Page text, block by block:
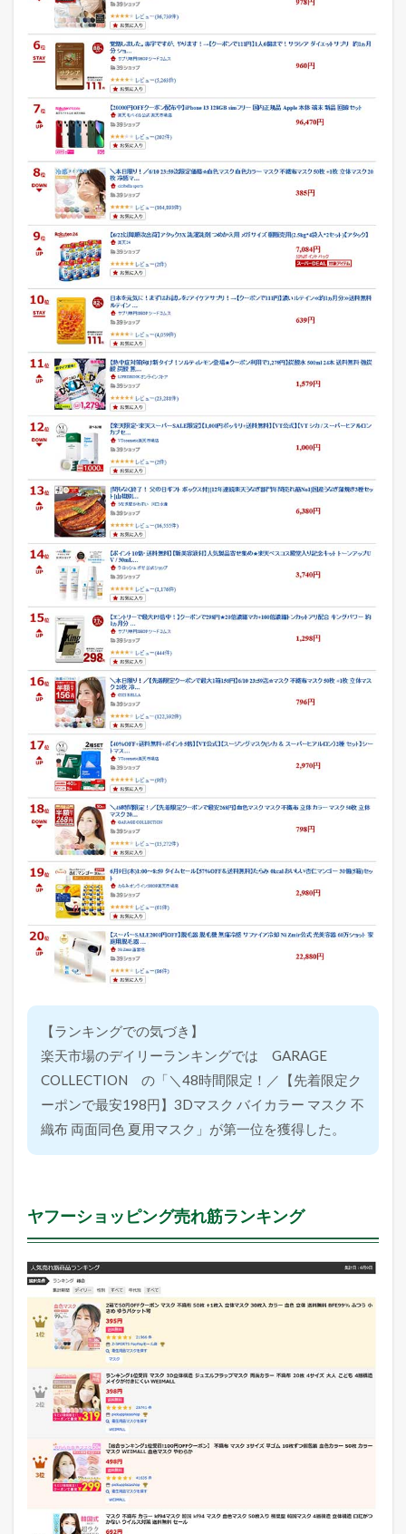
【ランキングでの気づき】
楽天市場のデイリーランキングでは GARAGE
COLLECTION の「＼48時間限定！／【先着限定ク
ーポンで最安198円】3Dマスク バイカラー マスク 不
織布 両面同色 夏用マスク」が第一位を獲得した。
ヤフーショッピング売れ筋ランキング